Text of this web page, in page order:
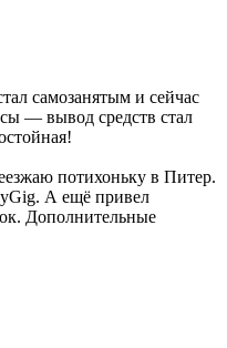
самозанятым и сейчас
— вывод средств стал
потихоньку в Питер.
А ещё привел
Дополнительные